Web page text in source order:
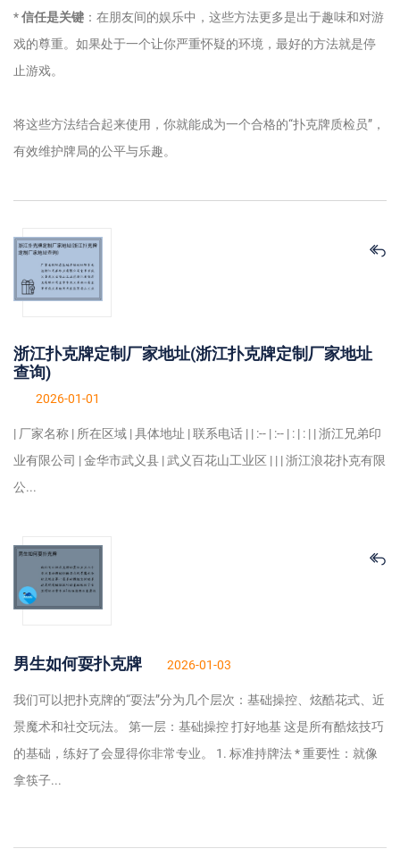
*信任是关键 ：在朋友间的娱乐中，这些方法更多是出于趣味和对游
戏的尊重。如果处于一个让你严重怀疑的环境，最好的方法就是停
止游戏。
将这些方法结合起来使用，你就能成为一个合格的“扑克牌质检员”，
有效维护牌局的公平与乐趣。
浙江扑克牌定制厂家地址(浙江扑克牌定制厂家地址
查询)
2026-01-01
| 厂家名称 | 所在区域 | 具体地址 | 联系电话 | | :-- | :-- | : | : | | 浙江兄弟印
业有限公司 | 金华市武义县 | 武义百花山工业区 | | | 浙江浪花扑克有限
公...
男生如何耍扑克牌 2026-01-03
我们可以把扑克牌的“耍法”分为几个层次：基础操控、炫酷花式、近
景魔术和社交玩法。 第一层：基础操控 打好地基 这是所有酷炫技巧
的基础，练好了会显得你非常专业。 1. 标准持牌法 * 重要性：就像
拿筷子...